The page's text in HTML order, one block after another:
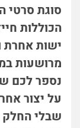
סוגת סרטי
הכוללות
ישות אחרת
מרושעות
נספר לכם
על יצור
שבלי